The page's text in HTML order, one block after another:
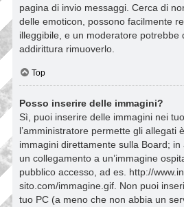
pagina di invio messaggi. Cerca di
delle emoticon, possono facilmente
illeggibile, e un moderatore potrebbe
addirittura rimuoverlo.
Top
Posso inserire delle immagini?
Sì, puoi inserire delle immagini nei
l’amministratore permette gli allegati
immagini direttamente sulla Board;
un collegamento a un’immagine
pubblico accesso, ad es. http://
sito.com/immagine.gif. Non puoi
tuo PC (a meno che non abbia un